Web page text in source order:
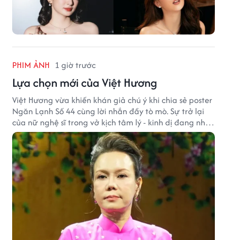
PHIM ẢNH 1 giờ trước
Lựa chọn mới của Việt Hương
Việt Hương vừa khiến khán giả chú ý khi chia sẻ poster
Ngăn Lạnh Số 44 cùng lời nhắn đầy tò mò. Sự trở lại
của nữ nghệ sĩ trong vở kịch tâm lý - kinh dị đang nhận
được nhiều quan tâm từ công chúng.